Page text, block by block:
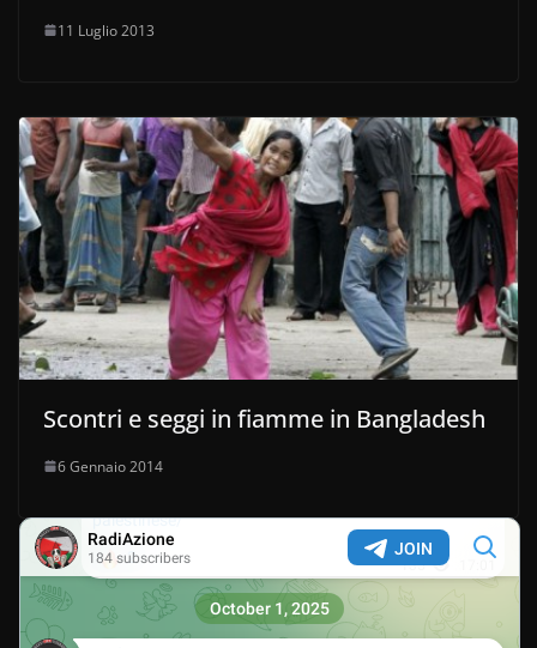
11 Luglio 2013
Scontri e seggi in fiamme in Bangladesh
6 Gennaio 2014